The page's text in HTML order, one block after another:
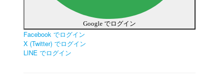
Google でログイン
Facebook でログイン
X (Twitter) でログイン
LINE でログイン